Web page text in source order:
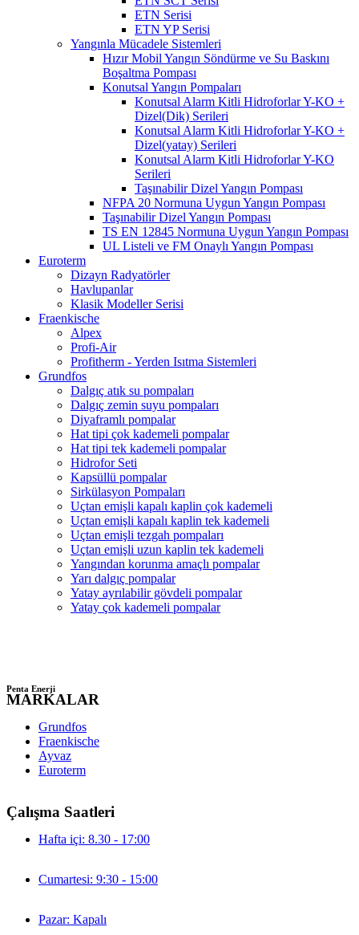
ETN Serisi
ETN YP Serisi
Yangınla Mücadele Sistemleri
Hızır Mobil Yangın Söndürme ve Su Baskını
Boşaltma Pompası
Konutsal Yangın Pompaları
Konutsal Alarm Kitli Hidroforlar Y-KO +
Dizel(Dik) Serileri
Konutsal Alarm Kitli Hidroforlar Y-KO +
Dizel(yatay) Serileri
Konutsal Alarm Kitli Hidroforlar Y-KO
Serileri
Taşınabilir Dizel Yangın Pompası
NFPA 20 Normuna Uygun Yangın Pompası
Taşınabilir Dizel Yangın Pompası
TS EN 12845 Normuna Uygun Yangın Pompası
UL Listeli ve FM Onaylı Yangın Pompası
Euroterm
Dizayn Radyatörler
Havlupanlar
Klasik Modeller Serisi
Fraenkische
Alpex
Profi-Air
Profitherm - Yerden Isıtma Sistemleri
Grundfos
Dalgıç atık su pompaları
Dalgıç zemin suyu pompaları
Diyaframlı pompalar
Hat tipi çok kademeli pompalar
Hat tipi tek kademeli pompalar
Hidrofor Seti
Kapsüllü pompalar
Sirkülasyon Pompaları
Uçtan emişli kapalı kaplin çok kademeli
Uçtan emişli kapalı kaplin tek kademeli
Uçtan emişli tezgah pompaları
Uçtan emişli uzun kaplin tek kademeli
Yangından korunma amaçlı pompalar
Yarı dalgıç pompalar
Yatay ayrılabilir gövdeli pompalar
Yatay çok kademeli pompalar
Penta Enerji
MARKALAR
Grundfos
Fraenkische
Ayvaz
Euroterm
Çalışma Saatleri
Hafta içi: 8.30 - 17:00
Cumartesi: 9:30 - 15:00
Pazar: Kapalı